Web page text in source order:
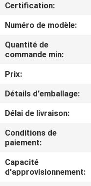
VISITE
D'USINE
CONTRÔLE
DE
QUALITÉ
CONTACTEZ-
NOUS
NOUVELLES
Certification:
Numéro de modèle:
Quantité de
commande min:
Prix:
Détails d'emballage:
Délai de livraison:
Conditions de
paiement:
Capacité
d'approvisionnement: